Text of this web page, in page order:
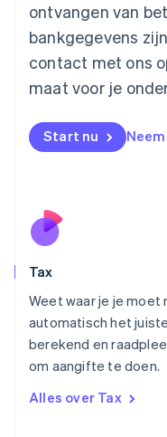
ontvangen van
bankgegevens
contact met ons
maat voor je
Start nu
Tax
Weet waar je je
automatisch het
berekend en
om aangifte te doen.
Alles over Tax
Maleisië
English简体中文
Malta
English
Mexico
Nederland
NederlandsEnglish
English
Oostenrijk
English
Portugal
English
Roemenië
English
Singapore
English 简体中文